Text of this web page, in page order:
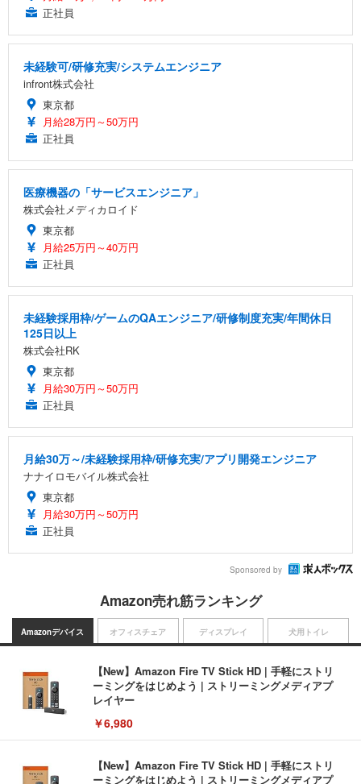
正社員
未経験可/研修充実/システムエンジニア
infront株式会社
東京都
月給28万円～50万円
正社員
医療機器の「サービスエンジニア」
株式会社メディカロイド
東京都
月給25万円～40万円
正社員
未経験採用枠/ゲームのQAエンジニア/研修制度充実/年間休日
125日以上
株式会社RK
東京都
月給30万円～50万円
正社員
月給30万～/未経験採用枠/研修充実/アプリ開発エンジニア
ナナイロモバイル株式会社
東京都
月給30万円～50万円
正社員
Sponsored by
Amazon売れ筋ランキング
Amazonデバイス
【New】Amazon Fire TV Stick HD | 手軽にストリ
ーミングをはじめよう | ストリーミングメディアプ
レイヤー
￥6,980
【New】Amazon Fire TV Stick HD | 手軽にストリ
ーミングをはじめよう | ストリーミングメディアプ
オフィスチェア ディスプレイ 犬用トイレ